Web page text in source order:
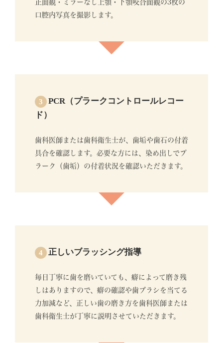
正面観・ミラーなし上顎・下顎咬合面観の3枚の
口腔内写真を撮影します。
3
PCR（プラークコントロールレコー
ド）
歯科医師または歯科衛生士が、歯垢や歯石の付着
具合を確認します。必要な方には、染め出しでプ
ラーク（歯垢）の付着状況を確認いただきます。
4 正しいブラッシング指導
毎日丁寧に歯を磨いていても、癖によって磨き残
しはありますので、癖の確認や歯ブラシを当てる
力加減など、正しい歯の磨き方を歯科医師または
歯科衛生士が丁寧に説明させていただきます。